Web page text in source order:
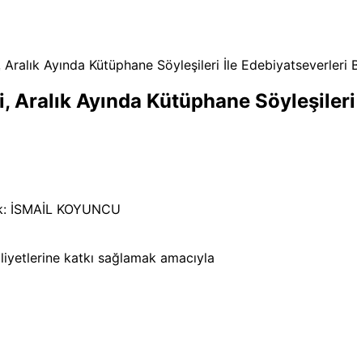
Ayında Kütüphane Söyleşileri İle Edebiyatseverleri
Ayında Kütüphane
İSMAİL KOYUNCU